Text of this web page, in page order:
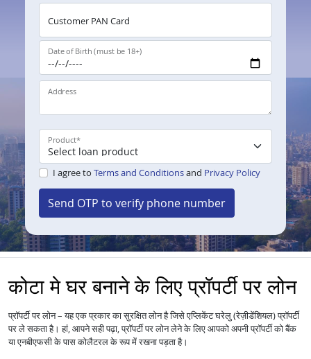
Customer PAN Card
Date of Birth (must be 18+)
Address
Product*
I agree to Terms and Conditionsand Privacy Policy
Send OTP to verify phone number
कोटा मे घर बनाने के लिए प्रॉपर्टी पर लोन
प्रॉपर्टी पर लोन – यह एक प्रकार का सुरक्षित लोन है जिसे एप्लिकेंट घरेलु (रेज़ीडेंशियल) प्रॉपर्टी
पर ले सकता है। हां, आपने सही पढ़ा, प्रॉपर्टी पर लोन लेने के लिए आपको अपनी प्रॉपर्टी को बैंक
या एनबीएफसी के पास कोलैटरल के रूप में रखना पड़ता है।